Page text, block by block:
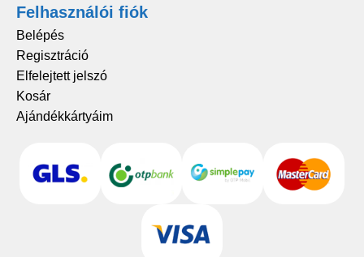
Felhasználói fiók
Belépés
Regisztráció
Elfelejtett jelszó
Kosár
Ajándékkártyáim